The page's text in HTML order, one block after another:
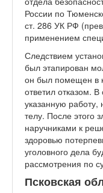
России по
ст. 286 УК РФ
применением
Следствием
был этапирован
он был помещен в
ответил отказом.
указанную
телу. После этого
наручниками к
здоровью
уголовного дела
рассмотрения по
Псковская